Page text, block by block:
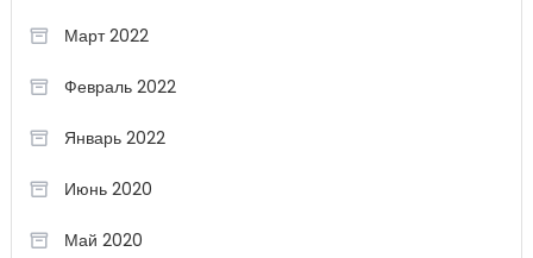
Март 2022
Февраль 2022
Январь 2022
Июнь 2020
Май 2020